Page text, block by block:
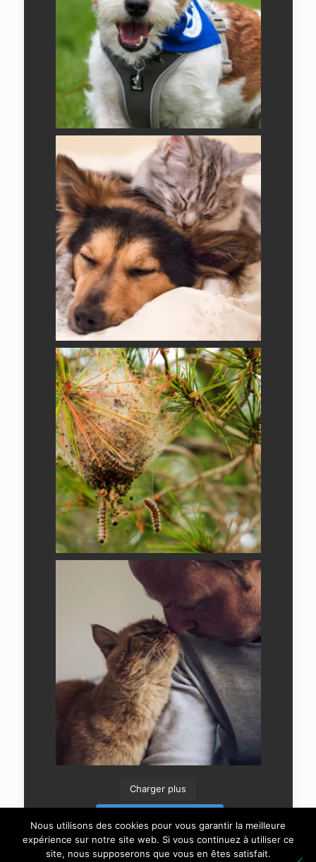
Charger plus
Nous utilisons des cookies pour vous garantir la meilleure
expérience sur notre site web. Si vous continuez à utiliser ce
site, nous supposerons que vous en êtes satisfait.